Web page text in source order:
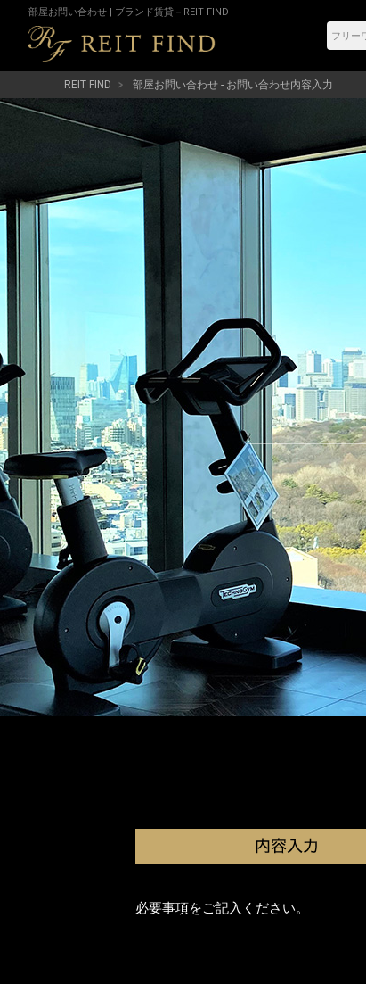
部屋お問い合わせ | ブランド賃貸－REIT FIND
REIT FIND 部屋お問い合わせ - お問い合わせ内容入力
必要事項をご記入ください。